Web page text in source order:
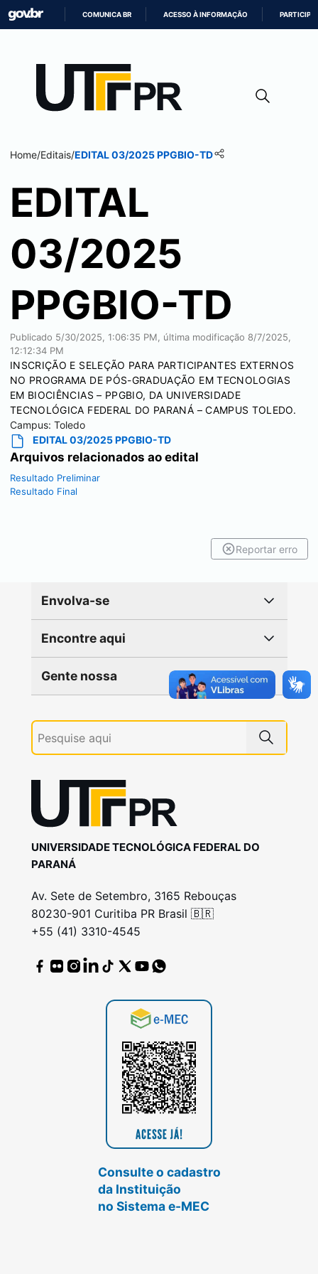
CONTEÚDO
COMUNICA BR ACESSO À INFORMAÇÃO PARTICIPE
Home/Editais/EDITAL 03/2025 PPGBIO-TD
EDITAL
03/2025
PPGBIO-TD
Publicado 5/30/2025, 1:06:35 PM , última modificação 8/7/2025,
12:12:34 PM
INSCRIÇÃO E SELEÇÃO PARA PARTICIPANTES EXTERNOS
NO PROGRAMA DE PÓS-GRADUAÇÃO EM TECNOLOGIAS
EM BIOCIÊNCIAS – PPGBIO, DA UNIVERSIDADE
TECNOLÓGICA FEDERAL DO PARANÁ – CAMPUS TOLEDO.
Campus: Toledo
EDITAL 03/2025 PPGBIO-TD
Arquivos relacionados ao edital
Resultado Preliminar
Resultado Final
Reportar erro
Envolva-se
Encontre aqui
Gente nossa
UNIVERSIDADE TECNOLÓGICA FEDERAL DO
PARANÁ
Av. Sete de Setembro, 3165 Rebouças
80230-901 Curitiba PR Brasil 🇧🇷
+55 (41) 3310-4545
Consulte o cadastro
da Instituição
no Sistema e-MEC